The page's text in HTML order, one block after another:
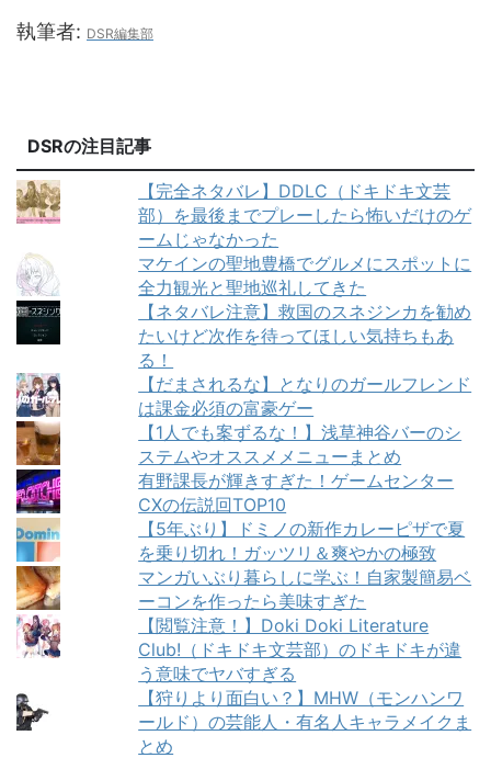
執筆者: DSR編集部
DSRの注目記事
【完全ネタバレ】DDLC（ドキドキ文芸
部）を最後までプレーしたら怖いだけのゲ
ームじゃなかった
マケインの聖地豊橋でグルメにスポットに
全力観光と聖地巡礼してきた
【ネタバレ注意】救国のスネジンカを勧め
たいけど次作を待ってほしい気持ちもあ
る！
【だまされるな】となりのガールフレンド
は課金必須の富豪ゲー
【1人でも案ずるな！】浅草神谷バーのシ
ステムやオススメメニューまとめ
有野課長が輝きすぎた！ゲームセンター
CXの伝説回TOP10
【5年ぶり】ドミノの新作カレーピザで夏
を乗り切れ！ガッツリ＆爽やかの極致
マンガいぶり暮らしに学ぶ！自家製簡易ベ
ーコンを作ったら美味すぎた
【閲覧注意！】Doki Doki Literature
Club!（ドキドキ文芸部）のドキドキが違
う意味でヤバすぎる
【狩りより面白い？】MHW（モンハンワ
ールド）の芸能人・有名人キャラメイクま
とめ